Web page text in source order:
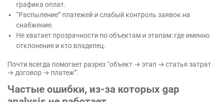
графика оплат.
“Распыление” платежей и слабый контроль заявок на
снабжение.
Не хватает прозрачности по объектам и этапам: где именно
отклонение и кто владелец.
Почти всегда помогает разрез “объект → этап → статья затрат
→ договор → платеж”.
Частые ошибки, из-за которых gap